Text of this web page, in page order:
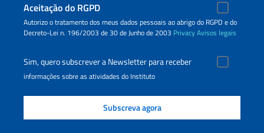
Aceitação do RGPD
Autorizo o tratamento dos meus dados pessoais ao abrigo do RGPD e do
Decreto-Lei n. 196/2003 de 30 de Junho de 2003 PrivacyAvisos legais
Sim, quero subscrever a Newsletter para receber
informações sobre as atividades do Instituto